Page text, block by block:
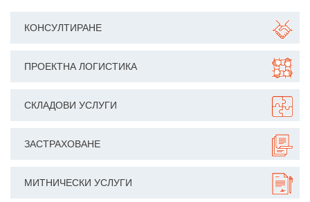
КОНСУЛТИРАНЕ
ПРОЕКТНА ЛОГИСТИКА
СКЛАДОВИ УСЛУГИ
ЗАСТРАХОВАНЕ
МИТНИЧЕСКИ УСЛУГИ